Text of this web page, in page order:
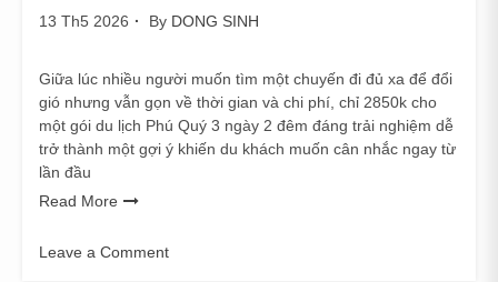
13 Th5 2026 By DONG SINH
Giữa lúc nhiều người muốn tìm một chuyến đi đủ xa để đổi
gió nhưng vẫn gọn về thời gian và chi phí, chỉ 2850k cho
một gói du lịch Phú Quý 3 ngày 2 đêm đáng trải nghiệm dễ
trở thành một gợi ý khiến du khách muốn cân nhắc ngay từ
lần đầu
Read More
Leave a Comment